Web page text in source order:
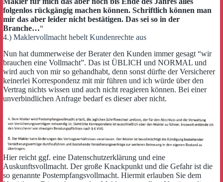
folgenlos rückgängig machen können. Schriftlich können man
mir das aber leider nicht bestätigen. Das sei so in der
Branche…“
4.) Maklervollmacht hebelt Kundenrechte aus
Nun hat dummerweise der Berater den Kunden immer gesagt “wir
brauchen eine Vollmacht”. Das ist ÜBLICH und NORMAL und
wird auch von mir so gehandhabt, denn sonst dürfte der Versicherer
keinerlei Korrespondenz mit mir führen und ich würde über den
Vertrag nichts wissen und auch nicht reagieren können. Bei einer
unverbindlichen Anfrage bedarf es dieser aber nicht.
Hier reicht ggf. eine Datenschutzerklärung und eine
Auskunftsvollmacht. Der große Knackpunkt und die Gefahr ist die
so genannte Postempfangsvollmacht. Hiermit erlauben Sie dem